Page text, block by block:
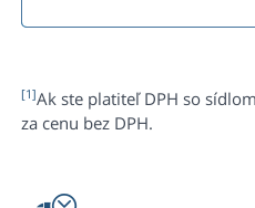
[1]Ak ste platiteľ DPH so
za cenu bez DPH.